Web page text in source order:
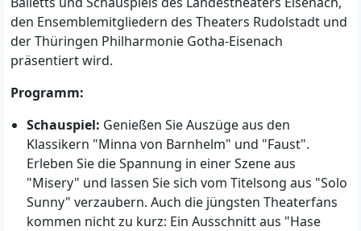
den Ensemblemitgliedern des Theaters Rudolstadt und
der Thüringen Philharmonie Gotha-Eisenach
präsentiert wird.
Programm:
Schauspiel: Genießen Sie Auszüge aus den
Klassikern "Minna von Barnhelm" und "Faust".
Erleben Sie die Spannung in einer Szene aus
"Misery" und lassen Sie sich vom Titelsong aus "Solo
Sunny" verzaubern. Auch die jüngsten Theaterfans
kommen nicht zu kurz: Ein Ausschnitt aus "Hase